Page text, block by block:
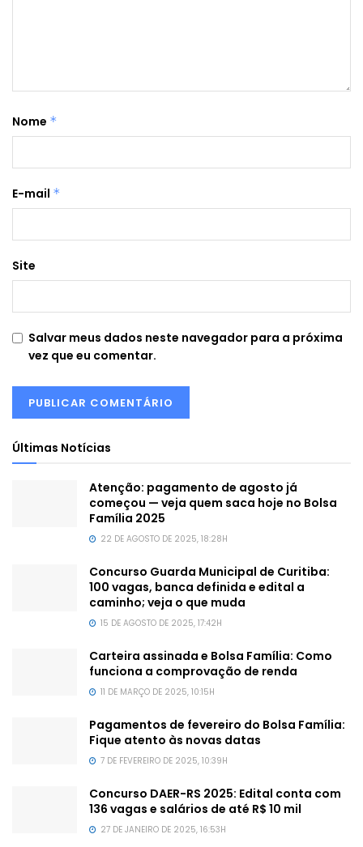
Nome *
E-mail *
Site
Salvar meus dados neste navegador para a próxima
vez que eu comentar.
Últimas Notícias
Atenção: pagamento de agosto já
começou — veja quem saca hoje no Bolsa
Família 2025
22 DE AGOSTO DE 2025, 18:28H
Concurso Guarda Municipal de Curitiba:
100 vagas, banca definida e edital a
caminho; veja o que muda
15 DE AGOSTO DE 2025, 17:42H
Carteira assinada e Bolsa Família: Como
funciona a comprovação de renda
11 DE MARÇO DE 2025, 10:15H
Pagamentos de fevereiro do Bolsa Família:
Fique atento às novas datas
7 DE FEVEREIRO DE 2025, 10:39H
Concurso DAER-RS 2025: Edital conta com
136 vagas e salários de até R$ 10 mil
27 DE JANEIRO DE 2025, 16:53H